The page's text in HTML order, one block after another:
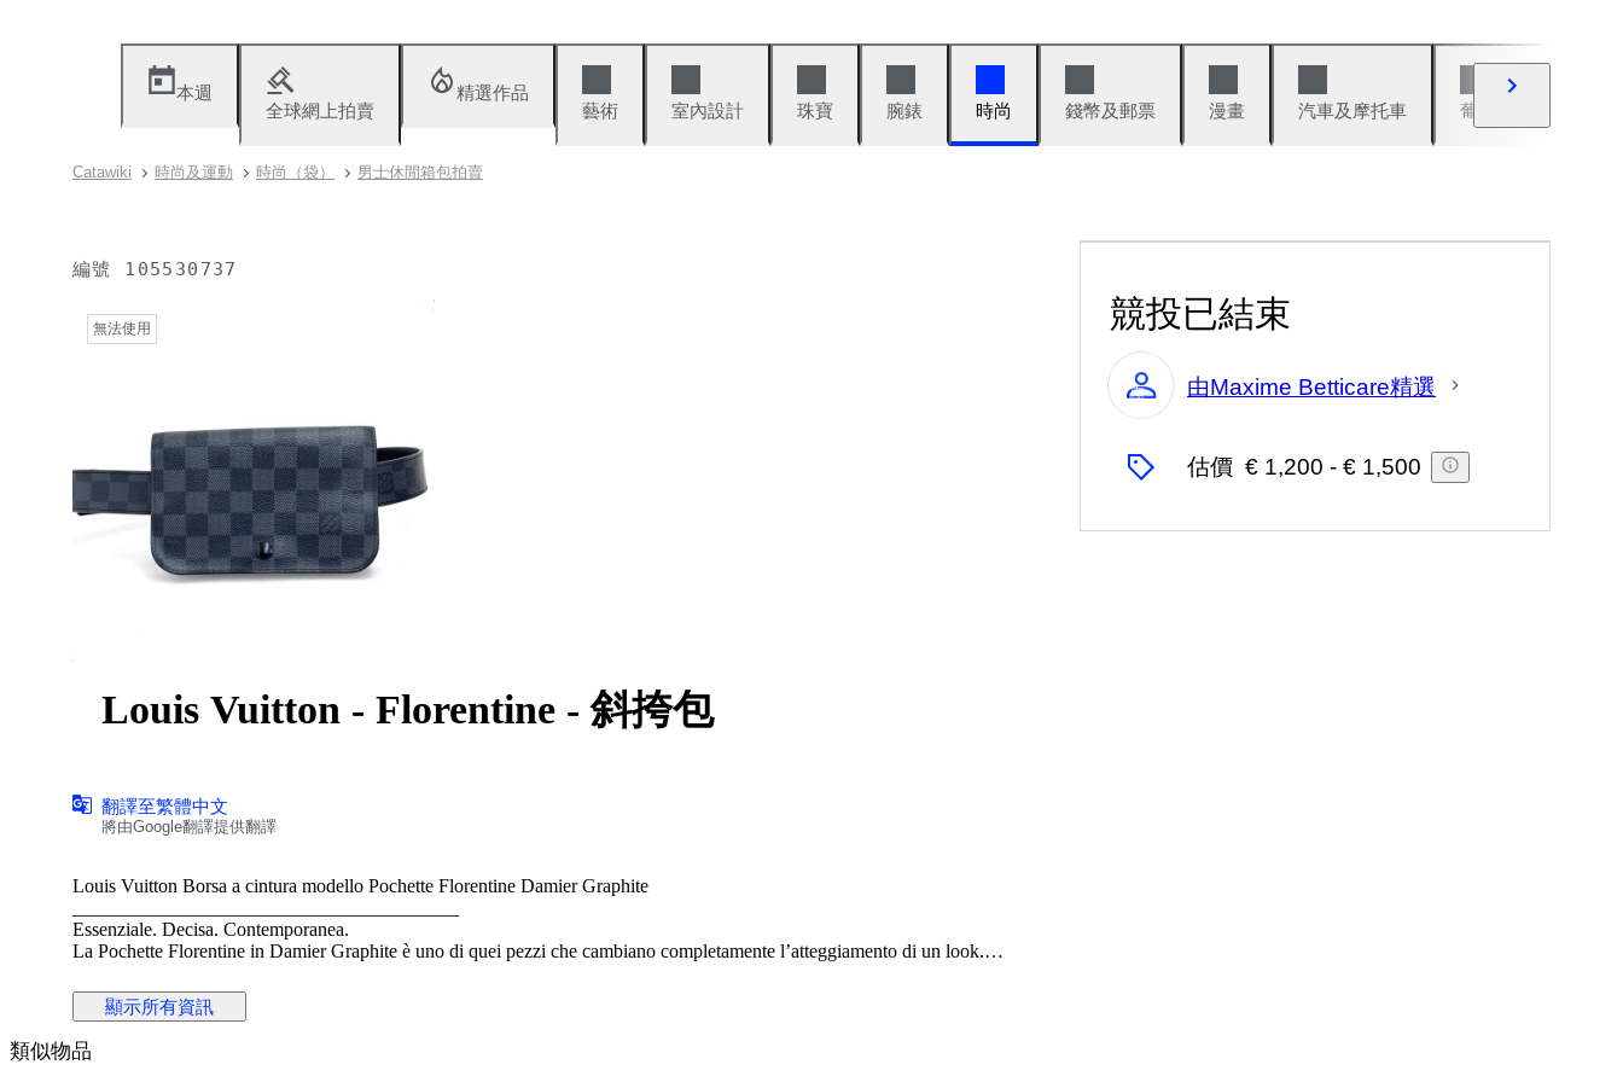
本週
全球網上拍賣
精選作品
藝術
室內設計 珠寶 腕錶 時尚 錢幣及郵票 漫畫 汽車及摩托車 葡萄酒與烈酒
Catawiki 時尚及運動 時尚（袋） 男士休閒箱包拍賣
編號 105530737
無法使用
Louis Vuitton - Florentine - 斜挎包
翻譯至繁體中文
將由Google翻譯提供翻譯
Louis Vuitton Borsa a cintura modello Pochette Florentine Damier Graphite
Essenziale. Decisa. Contemporanea.
La Pochette Florentine in Damier Graphite è uno di quei pezzi che cambiano completamente l’atteggiamento di un look.
Indossata in vita diventa un dettaglio moda sofisticato.
Portata leggermente laterale, sotto un blazer, trasforma un outfit semplice in qualcosa di studiato.
Il Damier Graphite, più urbano e moderno rispetto al classico Monogram, la rende perfetta anche su look maschili o genderless.
Un accessorio intelligente: compatto, funzionale, ma con una presenza forte.
顯示所有資訊
競投已結束
專
家
由Maxime Betticare精選
估價 € 1,200 - € 1,500
類似物品